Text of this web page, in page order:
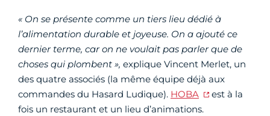
« On se présente comme un tiers lieu dédié à
l’alimentation durable et joyeuse. On a ajouté ce
dernier terme, car on ne voulait pas parler que de
choses qui plombent », explique Vincent Merlet, un
des quatre associés (la même équipe déjà aux
commandes du Hasard Ludique). HOBA
est à la
fois un restaurant et un lieu d’animations.